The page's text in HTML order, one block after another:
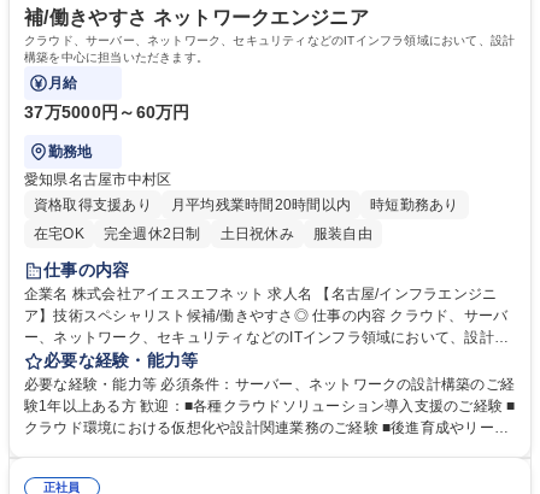
補/働きやすさ ネットワークエンジニア
クラウド、サーバー、ネットワーク、セキュリティなどのITインフラ領域において、設計
構築を中心に担当いただきます。
月給
37万5000円～60万円
勤務地
愛知県名古屋市中村区
資格取得支援あり
月平均残業時間20時間以内
時短勤務あり
在宅OK
完全週休2日制 土日祝休み 服装自由
仕事の内容
企業名 株式会社アイエスエフネット 求人名 【名古屋/インフラエンジニ
ア】技術スペシャリスト候補/働きやすさ◎ 仕事の内容 クラウド、サーバ
ー、ネットワーク、セキュリティなどのITインフラ領域において、設計構
築を中心に担当いただきます。 具体的には、AWS等のクラウド環境の設
計構築、数千規模の公共系システムのリスク分析・評価、LinuxによるDN
Sサーバ統一、大規模サーバーリプレイスなどに参画いただきます。 要件
ヒアリングから基本・詳細設計、検証、新旧切替作業まで、技術に特化し
シャリスト候補/働きやすさ◎
必要な経験・能力等
必要な経験・能力等 必須条件：サーバー、ネットワークの設計構築のご経
験1年以上ある方 歓迎：■各種クラウドソリューション導入支援のご経験 ■
クラウド環境における仮想化や設計関連業務のご経験 ■後進育成やリーダ
正社員